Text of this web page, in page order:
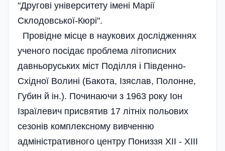
"Другові університету імені Марії
Склодовської-Кюрі".
Провідне місце в наукових дослідженнях
ученого посідає проблема літописних
давньоруських міст Поділля і Південно-
Східної Волині (Бакота, Ізяслав, Полонне,
Губин й ін.). Починаючи з 1963 року Іон
Ізраїлевич присвятив 17 літніх польових
сезонів комплексному вивченню
адміністративного центру Пониззя ХІІ - ХІІІ